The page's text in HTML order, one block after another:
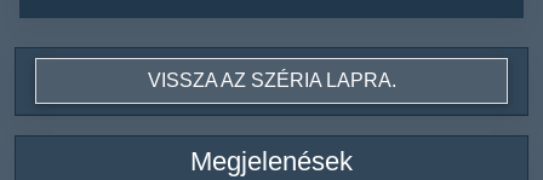
VISSZA AZ SZÉRIA LAPRA.
Megjelenések